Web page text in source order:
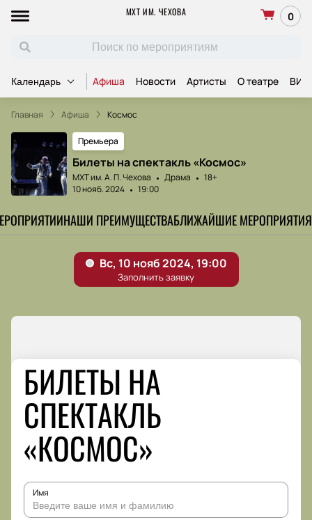
МХТ ИМ. ЧЕХОВА 0
Календарь Афиша Новости Артисты О театре ВИП
Главная Афиша Космос
Премьера
Билеты на спектакль «Космос»
МХТ им. А. П. Чехова Драма
18+
10 нояб. 2024
19:00
НАШИ ПРЕИМУЩЕСТВАБЛИЖАЙШИЕ МЕРОПРИЯТИЯ
БИЛЕТЫ НА
СПЕКТАКЛЬ
«КОСМОС»
Имя